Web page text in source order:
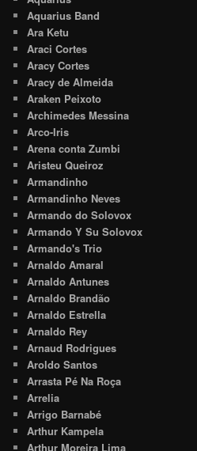
Aquarius Band
Ara Ketu
Araci Cortes
Aracy Cortes
Aracy de Almeida
Araken Peixoto
Archimedes Messina
Arco-Iris
Arena conta Zumbi
Aristeu Queiroz
Armandinho
Armandinho Neves
Armando do Solovox
Armando Y Su Solovox
Armando's Trio
Arnaldo Amaral
Arnaldo Antunes
Arnaldo Brandão
Arnaldo Estrella
Arnaldo Rey
Arnaud Rodrigues
Aroldo Santos
Arrasta Pé Na Roça
Arrelia
Arrigo Barnabé
Arthur Kampela
Arthur Moreira Lima